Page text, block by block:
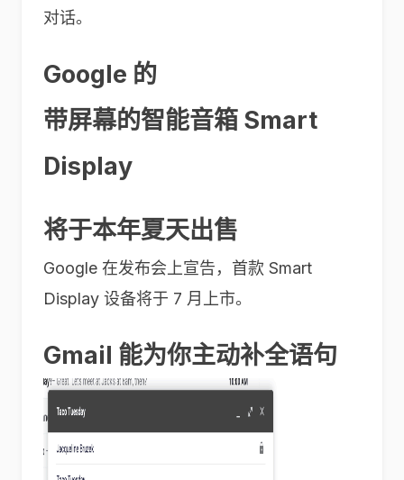
对话。
Google 的
带屏幕的智能音箱 Smart
Display
将于本年夏天出售
Google 在发布会上宣告，首款 Smart
Display 设备将于 7 月上市。
Gmail 能为你主动补全语句